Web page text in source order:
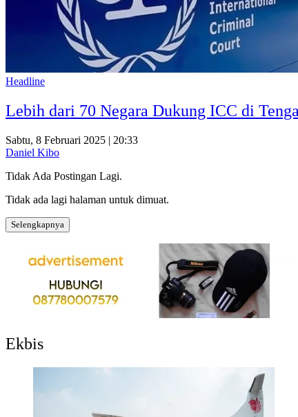
Headline
Lebih dari 70 Negara Dukung ICC di
Sabtu, 8 Februari 2025 | 20:33
Daniel Kibo
Tidak Ada Postingan Lagi.
Tidak ada lagi halaman untuk dimuat.
Selengkapnya
Ekbis